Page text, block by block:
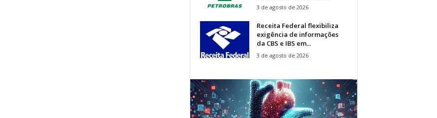
3 de agosto de 2026
Receita Federal flexibiliza
exigência de informações
da CBS e IBS em...
3 de agosto de 2026